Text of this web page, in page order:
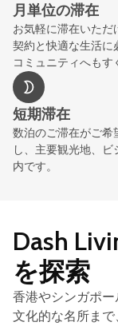
月単位の滞在
お気軽に滞在いた
契約と快適な生活
コミュニティへもす
短期滞在
数泊のご滞在がご希
し、主要観光地、
内です。
Dash
を探索
香港やシンガポ
文化的な名所まで